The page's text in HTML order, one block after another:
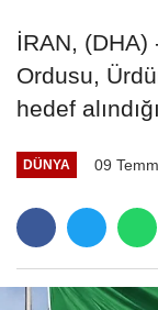
İRAN, (DHA)
Ordusu,
hedef
DÜNYA 09